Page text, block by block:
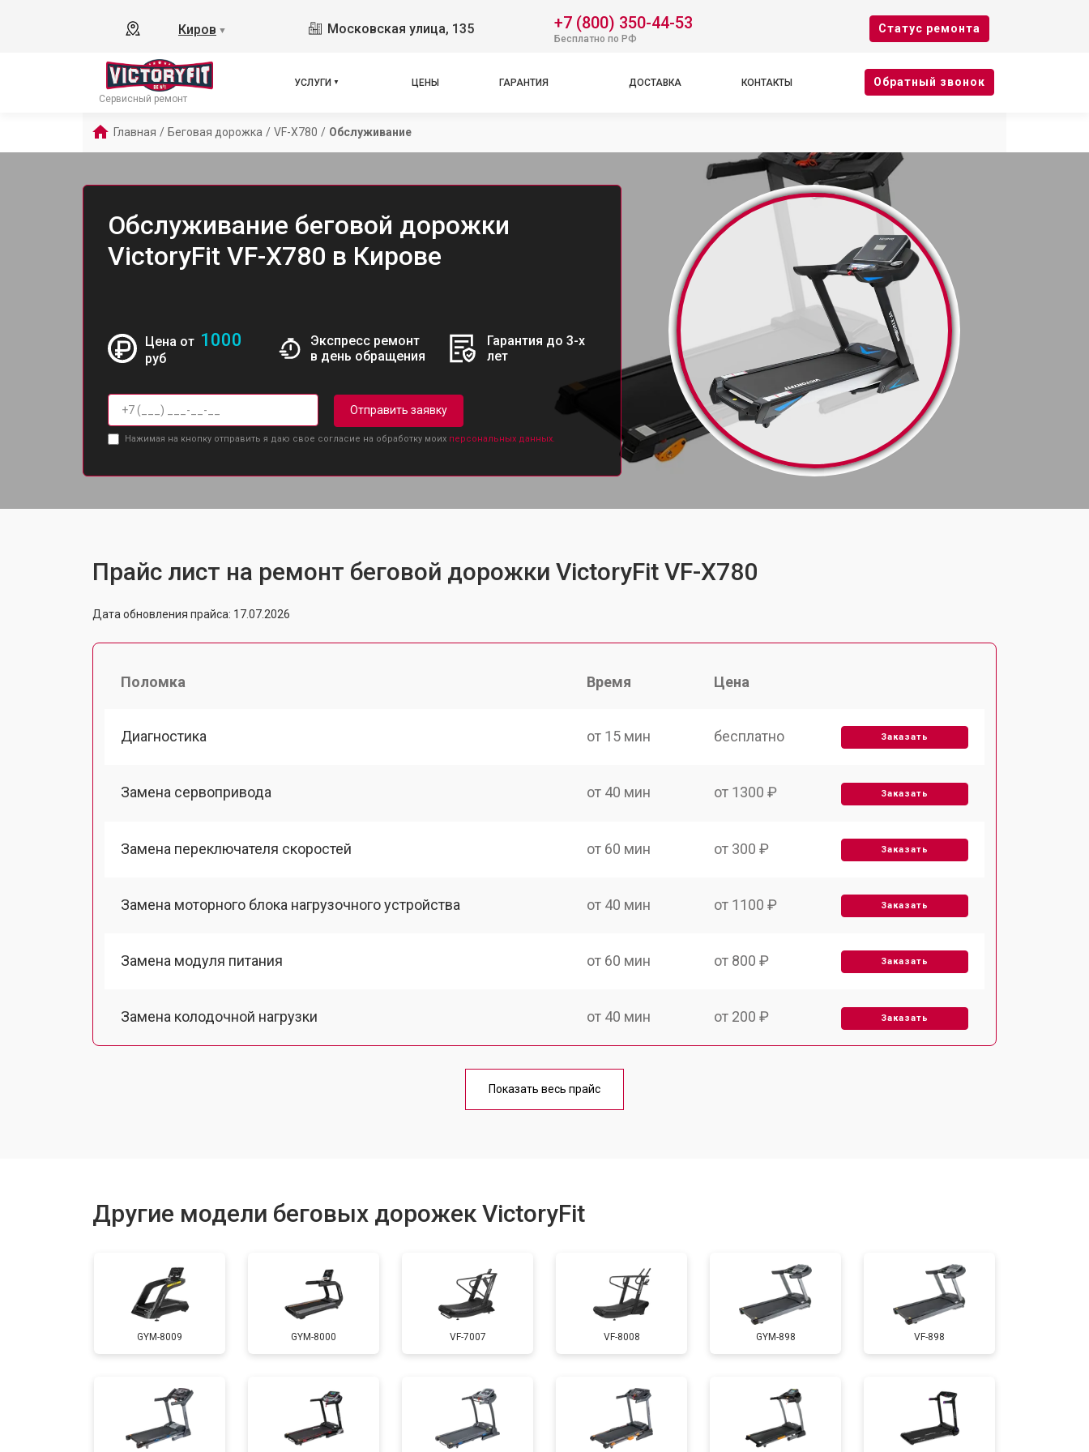
Киров ▼ Московская улица, 135 +7 (800) 350-44-53
Бесплатно по РФ
Cтатус ремонта
Сервисный ремонт
УСЛУГИ ЦЕНЫ ГАРАНТИЯ ДОСТАВКА КОНТАКТЫ Oбратный звонок
Главная / Беговая дорожка / VF-X780 / Обслуживание
Обслуживание беговой дорожки
VictoryFit VF-X780 в Кирове
Цена от 1000
руб
Экспресс ремонт
в день обращения
Гарантия до 3-х
лет
Отправить заявку
Нажимая на кнопку отправить я даю свое согласие на обработку моих персональных данных.
Прайс лист на ремонт беговой дорожки VictoryFit VF-X780
Дата обновления прайса: 17.07.2026
Поломка Время Цена
Диагностика от 15 мин бесплатно Заказать
Замена сервопривода от 40 мин от 1300 ₽ Заказать
Замена переключателя скоростей от 60 мин от 300 ₽ Заказать
Замена моторного блока нагрузочного устройства от 40 мин от 1100 ₽ Заказать
Замена модуля питания от 60 мин от 800 ₽ Заказать
Замена колодочной нагрузки от 40 мин от 200 ₽ Заказать
от 70 мин
Замена беговых дек от 60 мин от 1000 ₽ Заказать
Замена основного двигателя от 50 мин от 1500 ₽ Заказать
Замена платы управления от 40 мин
Показать весь прайс
Другие модели беговых дорожек VictoryFit
GYM-8009 GYM-8000 VF-7007 VF-8008 GYM-898 VF-898